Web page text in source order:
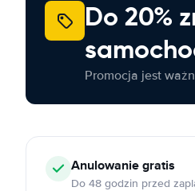
Do 20%
Promocja jest
Anulowaniegratis
Do 48 godzin przed